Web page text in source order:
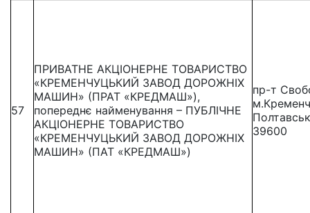
57
ПРИВАТНЕ АКЦІОНЕРНЕ ТОВАРИСТВО
«КРЕМЕНЧУЦЬКИЙ ЗАВОД ДОРОЖНІХ
МАШИН» (ПРАТ «КРЕДМАШ»),
попереднє найменування – ПУБЛІЧНЕ
АКЦІОНЕРНЕ ТОВАРИСТВО
«КРЕМЕНЧУЦЬКИЙ ЗАВОД ДОРОЖНІХ
МАШИН» (ПАТ «КРЕДМАШ»)
пр-т
39600